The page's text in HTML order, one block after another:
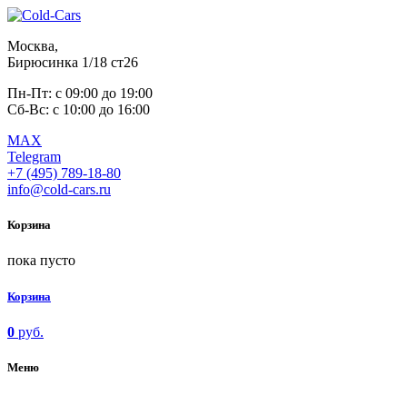
Москва,
Бирюсинка 1/18 ст26 ​
Пн-Пт: с 09:00 до 19:00
Сб-Вс: с 10:00 до 16:00
MAX
Telegram
+7 (495) 789-18-80
info@cold-cars.ru
Корзина
пока пусто
Корзина
0 руб.
Меню